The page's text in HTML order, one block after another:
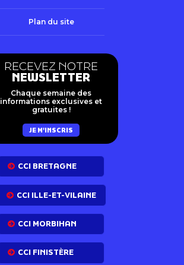
Plan du site
RECEVEZ NOTRE
NEWSLETTER
Chaque semaine des
informations exclusives et
gratuites !
JE M'INSCRIS
CCI BRETAGNE
CCI ILLE-ET-VILAINE
CCI MORBIHAN
CCI FINISTÈRE